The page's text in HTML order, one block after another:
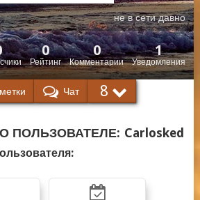
не в сети давно
Рейтинг
0
Комментарии
0
Уведомления
1
Чат 8
ПОЛЬЗОВАТЕЛЕ: Carlosked